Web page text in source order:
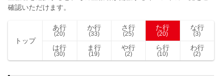
確認いただけます。
トップ
あ行
(20)
か行
(33)
さ行
(25)
た行
(20)
な行
(3)
は行
(30)
ま行
(19)
や行
(2)
ら行
(10)
わ行
(2)